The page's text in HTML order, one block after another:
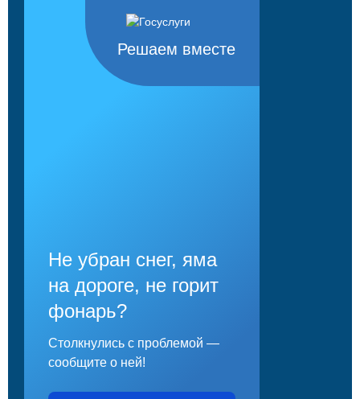
Решаем вместе
Не убран снег, яма
на дороге, не горит
фонарь?
Столкнулись с проблемой —
сообщите о ней!